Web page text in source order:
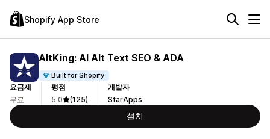
Shopify App Store
AltKing: AI Alt Text SEO & ADA
Built for Shopify
요금제
무료
평점
5.0
(125)
개발자
StarApps
설치